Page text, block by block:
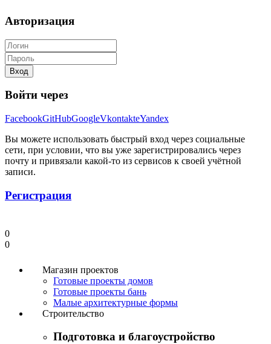
Авторизация
Вход
Войти через
FacebookGitHubGoogleVkontakteYandex
Вы можете использовать быстрый вход через социальные
сети, при условии, что вы уже зарегистрировались через
почту и привязали какой-то из сервисов к своей учётной
записи.
Регистрация
0
0
Магазин проектов
Готовые проекты домов
Готовые проекты бань
Малые архитектурные формы
Строительство
Подготовка и благоустройство